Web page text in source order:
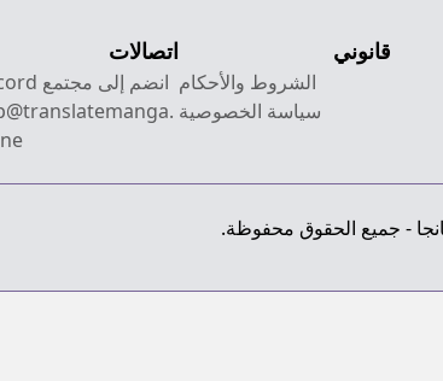
قانوني
الشروط والأحكام
سياسة الخصوصية
اتصالات
انضم إلى مجتمع Discord